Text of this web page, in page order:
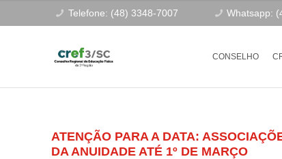
Telefone: (48) 3348-7007 Whatsapp:
CONSELHO
ATENÇÃO PARA A DATA:
DA ANUIDADE ATÉ 1º DE MARÇO